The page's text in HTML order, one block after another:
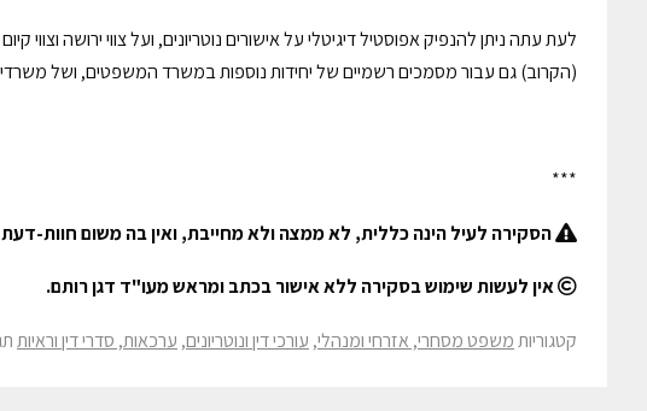
לעת עתה ניתן להנפיק אפוסטיל דיגיטלי על אישורים נוטריונים, ועל צווי ירושה
(הקרוב) גם עבור מסמכים רשמיים של יחידות נוספות במשרד המשפטים, ושל
***
הסקירה לעיל הינה כללית, לא ממצה ולא מחייבת, ואין בה משום חוות-
אין לעשות שימוש בסקירה ללא אישור בכתב ומראש מעו"ד דגן רותם.
קטגוריותמשפט מסחרי, אזרחי ומנהלי, עורכי דין ונוטריונים, ערכאות, סדרי דין וראיות